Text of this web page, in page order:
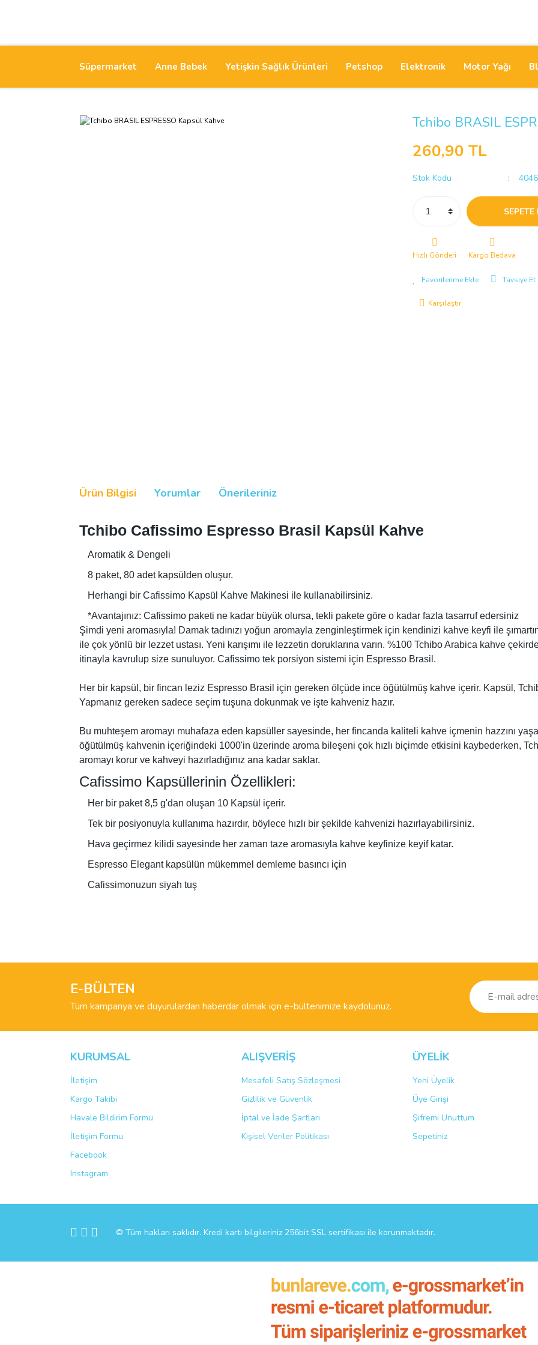
Süpermarket Anne Bebek Yetişkin Sağlık Ürünleri Petshop Elektronik Motor Yağı
Tchibo BRASIL
260,90 TL
Stok Kodu
SEPETE
Hızlı Gönderi Kargo Bedava
Tavsiye Et
Karşılaştır
Ürün Bilgisi Yorumlar Önerileriniz
Tchibo Cafissimo Espresso Brasil Kapsül Kahve
Aromatik & Dengeli
8 paket, 80 adet kapsülden oluşur.
Herhangi bir Cafissimo Kapsül Kahve Makinesi ile kullanabilirsiniz.
*Avantajınız: Cafissimo paketi ne kadar büyük olursa, tekli pakete göre o kadar fazla tasarruf edersiniz
Şimdi yeni aromasıyla! Damak tadınızı yoğun aromayla zenginleştirmek için kendinizi kahve keyfi ile
ile çok yönlü bir lezzet ustası. Yeni karışımı ile lezzetin doruklarına varın. %100 Tchibo Arabica kahve
itinayla kavrulup size sunuluyor. Cafissimo tek porsiyon sistemi için Espresso Brasil.
Her bir kapsül, bir fincan leziz Espresso Brasil için gereken ölçüde ince öğütülmüş kahve içerir. Kapsül,
Yapmanız gereken sadece seçim tuşuna dokunmak ve işte kahveniz hazır.
Bu muhteşem aromayı muhafaza eden kapsüller sayesinde, her fincanda kaliteli kahve içmenin hazzını
öğütülmüş kahvenin içeriğindeki 1000'in üzerinde aroma bileşeni çok hızlı biçimde etkisini kaybederken,
aromayı korur ve kahveyi hazırladığınız ana kadar saklar.
Cafissimo Kapsüllerinin Özellikleri:
Her bir paket 8,5 g'dan oluşan 10 Kapsül içerir.
Tek bir posiyonuyla kullanıma hazırdır, böylece hızlı bir şekilde kahvenizi hazırlayabilirsiniz.
Hava geçirmez kilidi sayesinde her zaman taze aromasıyla kahve keyfinize keyif katar.
Espresso Elegant kapsülün mükemmel demleme basıncı için
Cafissimonuzun siyah tuş
Ürün resmi kalitesiz, bozuk veya görüntülenemiyor.
Ürün fiyatı diğer sitelerden daha pahalı.
Bu ürüne benzer farklı alternatifler olmalı.
E-BÜLTEN
Tüm kampanya ve duyurulardan haberdar olmak için e-bültenimize kaydolunuz.
KURUMSAL
İletişim
Kargo Takibi
Havale Bildirim Formu
İletişim Formu
Facebook
Instagram
ALIŞVERİŞ
Mesafeli Satış Sözleşmesi
Gizlilik ve Güvenlik
İptal ve İade Şartları
Kişisel Veriler Politikası
ÜYELİK
Yeni Üyelik
Üye Girişi
Şifremi Unuttum
Sepetiniz
© Tüm hakları saklıdır. Kredi kartı bilgileriniz 256bit SSL sertifikası ile korunmaktadır.